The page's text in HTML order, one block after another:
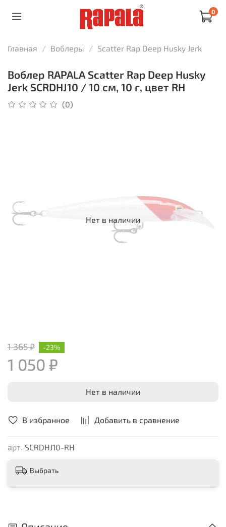
0
Главная Воблеры Scatter Rap Deep Husky Jerk
Воблер RAPALA Scatter Rap Deep Husky
Jerk SCRDHJ10 / 10 см, 10 г, цвет RH
(0)
В избранное Добавить в сравнение
арт. SCRDHJ10-RH
Нет в наличии
1 365 ₽
1 050 ₽
-23%
Нет в наличии
Выбрать